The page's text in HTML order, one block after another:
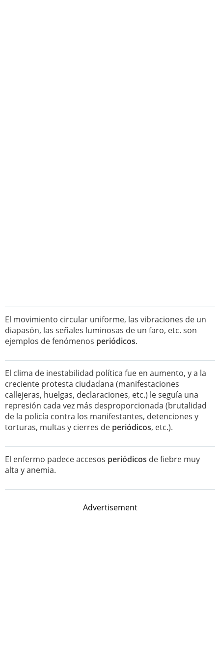
El movimiento circular uniforme, las vibraciones de un
diapasón, las señales luminosas de un faro, etc. son
ejemplos de fenómenos periódicos.
El clima de inestabilidad política fue en aumento, y a la
creciente protesta ciudadana (manifestaciones
callejeras, huelgas, declaraciones, etc.) le seguía una
represión cada vez más desproporcionada (brutalidad
de la policía contra los manifestantes, detenciones y
torturas, multas y cierres de periódicos, etc.).
El enfermo padece accesos periódicos de fiebre muy
alta y anemia.
Advertisement